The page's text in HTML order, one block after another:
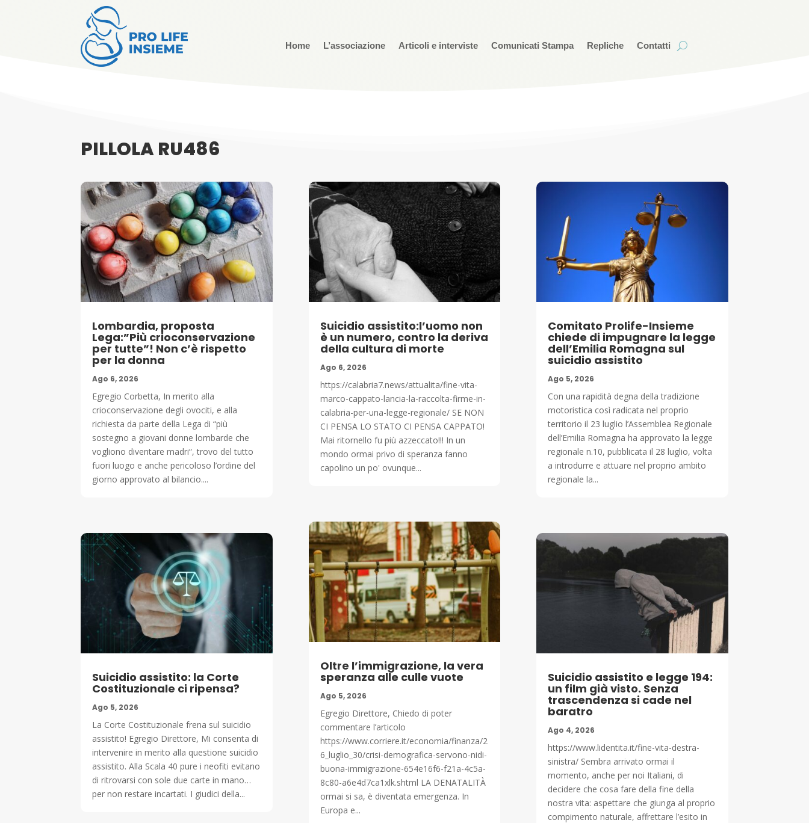
Home L’associazione Articoli e interviste Comunicati Stampa Repliche Contatti
PILLOLA RU486
Lombardia, proposta
Lega:”Più crioconservazione
per tutte”! Non c’è rispetto
per la donna
Ago 6, 2026
Egregio Corbetta, In merito alla
crioconservazione degli ovociti, e alla
richiesta da parte della Lega di “più
sostegno a giovani donne lombarde che
vogliono diventare madri“, trovo del tutto
fuori luogo e anche pericoloso l’ordine del
giorno approvato al bilancio....
Suicidio assistito: la Corte
Costituzionale ci ripensa?
Ago 5, 2026
La Corte Costituzionale frena sul suicidio
assistito! Egregio Direttore, Mi consenta di
intervenire in merito alla questione suicidio
assistito. Alla Scala 40 pure i neofiti evitano
di ritrovarsi con sole due carte in mano…
per non restare incartati. I giudici della...
Suicidio assistito:l’uomo non
è un numero, contro la deriva
della cultura di morte
Ago 6, 2026
https://calabria7.news/attualita/fine-vita-
marco-cappato-lancia-la-raccolta-firme-in-
calabria-per-una-legge-regionale/ SE NON
CI PENSA LO STATO CI PENSA CAPPATO!
Mai ritornello fu più azzeccato!!! In un
mondo ormai privo di speranza fanno
capolino un po' ovunque...
Oltre l’immigrazione, la vera
speranza alle culle vuote
Ago 5, 2026
Egregio Direttore, Chiedo di poter
commentare l’articolo
https://www.corriere.it/economia/finanza/2
6_luglio_30/crisi-demografica-servono-nidi-
buona-immigrazione-654e16f6-f21a-4c5a-
8c80-a6e4d7ca1xlk.shtml LA DENATALITÀ
ormai si sa, è diventata emergenza. In
Europa e...
Comitato Prolife-Insieme
chiede di impugnare la legge
dell’Emilia Romagna sul
suicidio assistito
Ago 5, 2026
Con una rapidità degna della tradizione
motoristica così radicata nel proprio
territorio il 23 luglio l’Assemblea Regionale
dell’Emilia Romagna ha approvato la legge
regionale n.10, pubblicata il 28 luglio, volta
a introdurre e attuare nel proprio ambito
regionale la...
Suicidio assistito e legge 194:
un film già visto. Senza
trascendenza si cade nel
baratro
Ago 4, 2026
https://www.lidentita.it/fine-vita-destra-
sinistra/ Sembra arrivato ormai il
momento, anche per noi Italiani, di
decidere che cosa fare della fine della
nostra vita: aspettare che giunga al proprio
compimento naturale, affrettare l’esito in